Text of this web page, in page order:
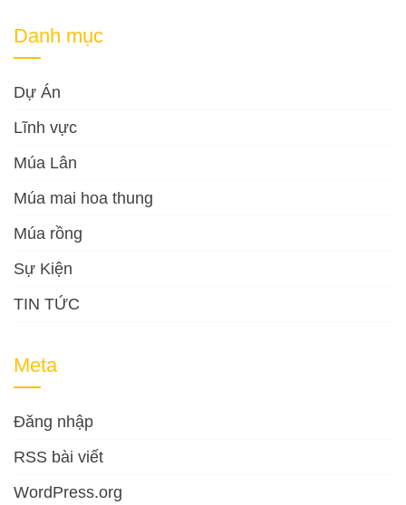
Danh mục
Dự Án
Lĩnh vực
Múa Lân
Múa mai hoa thung
Múa rồng
Sự Kiện
TIN TỨC
Meta
Đăng nhập
RSS bài viết
WordPress.org